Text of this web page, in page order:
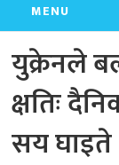
MENU
युक्रेनले
क्षतिः
सय घाइते